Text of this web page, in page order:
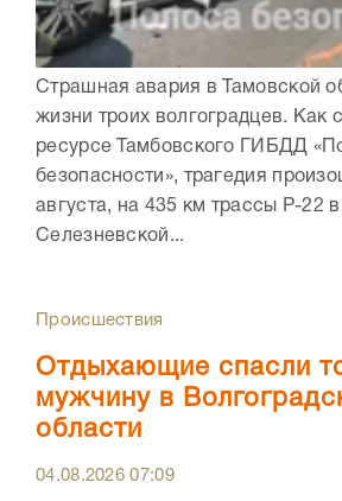
Страшная авария в Тамовской
жизни троих волгоградцев. Как
ресурсе Тамбовского ГИБДД
безопасности», трагедия
августа, на 435 км трассы Р-22
Селезневской...
Происшествия
Отдыхающие спасли
мужчину в
области
04.08.202607:09